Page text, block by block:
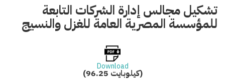
تشكيل مجالس إدارة الشركات التابعة
للمؤسسة المصرية العامة للغزل والنسيج
Download
(96.25 كيلوبايت)